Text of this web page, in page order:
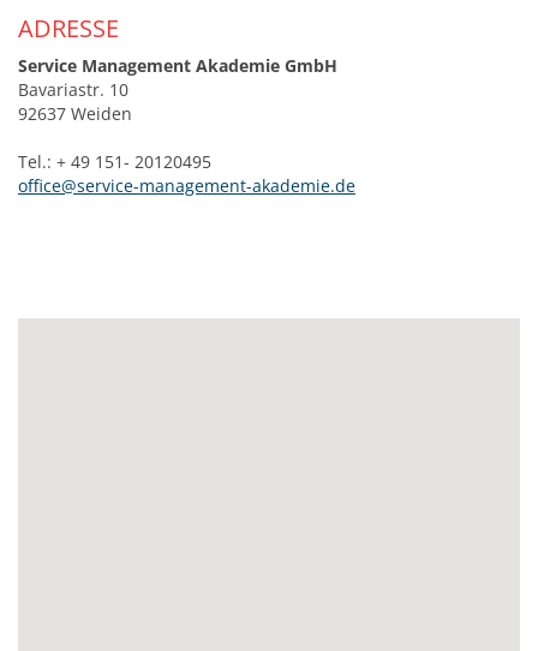
ADRESSE
Service Management Akademie GmbH
Bavariastr. 10
92637 Weiden
Tel.: + 49 151- 20120495
office@service-management-akademie.de